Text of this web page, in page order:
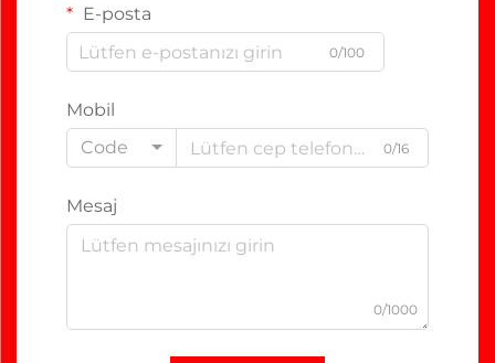
E-posta
0/100
Mobil
Code
0/16
Mesaj
0/1000